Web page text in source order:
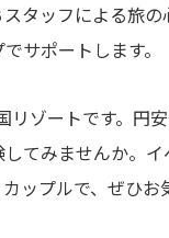
タッフによる旅の
サポートします。
ゾートです。円
てみませんか。
ップルで、ぜひお